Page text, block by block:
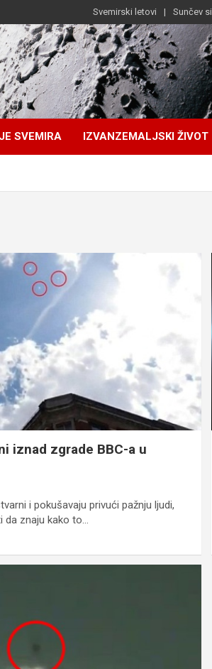
Svemirski letovi Sunčev
SVEMIRA IZVANZEMALJSKI ŽIVOT
iznad zgrade BBC-a u
i pokušavaju privući pažnju ljudi,
da znaju kako to…